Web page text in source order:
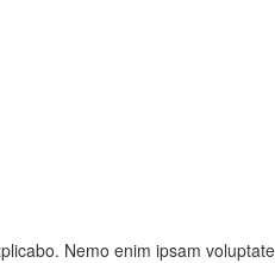
Nemo enim ipsam